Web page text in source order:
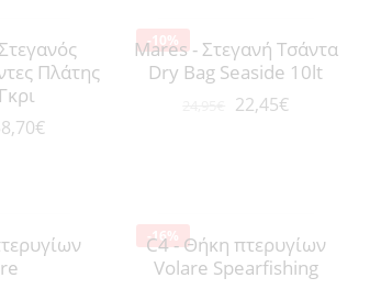
Πλάτης
€
-10%
Mares - Στεγανή Τσάντα
Dry Bag Seaside 10lt
22,45€
-16%
C4 - Θήκη πτερυγίων
Volare Spearfishing